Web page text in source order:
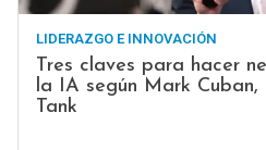
LIDERAZGO E INNOVACIÓN
Tres claves para hacer
la IA según Mark Cuban,
Tank